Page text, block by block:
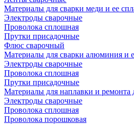
Материалы для сварки меди и ее
Электроды сварочные
Проволока сплошная
Прутки присадочные
Флюс сварочный
Материалы для сварки алюминия и
Электроды сварочные
Проволока сплошная
Прутки присадочные
Материалы для наплавки и ремонта
Электроды сварочные
Проволока сплошная
Проволока порошковая